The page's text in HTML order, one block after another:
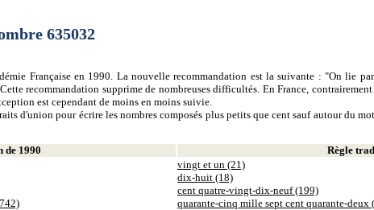
635032
Française en 1990. La nouvelle recommandation est la suivante : "On lie
recommandation supprime de nombreuses difficultés. En France,
est cependant de moins en moins suivie.
d'union pour écrire les nombres composés plus petits que cent sauf autour du
de 1990
Règle
vingt et un (21)
dix-huit (18)
cent quatre-vingt-dix-neuf (199)
quarante-cinq mille sept cent quarante-deux